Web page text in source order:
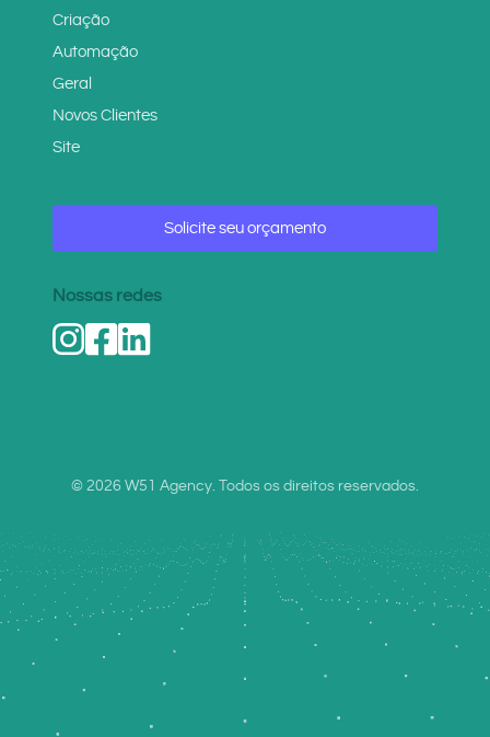
Criação
Automação
Geral
Novos Clientes
Site
Solicite seu orçamento
Nossas redes
© 2026 W51 Agency. Todos os direitos reservados.